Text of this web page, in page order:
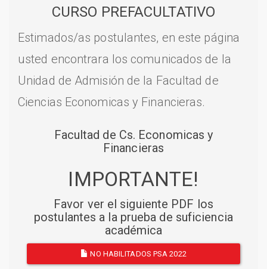
CURSO PREFACULTATIVO
Estimados/as postulantes, en este página
usted encontrara los comunicados de la
Unidad de Admisión de la Facultad de
Ciencias Economicas y Financieras.
Facultad de Cs. Economicas y
Financieras
IMPORTANTE!
Favor ver el siguiente PDF los
postulantes a la prueba de suficiencia
académica
NO HABILITADOS PSA 2022